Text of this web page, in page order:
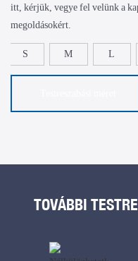
itt, kérjük, vegye fel velünk a
megoldásokért.
S M L
TOVÁBBI